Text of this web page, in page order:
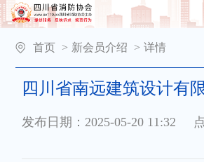
首页 > 新会员介绍 > 详情
四川省南远建筑设计有
发布日期：2025-05-20 11:32